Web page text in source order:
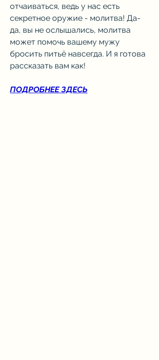
отчаиваться, ведь у нас есть
секретное оружие - молитва! Да-
да, вы не ослышались, молитва
может помочь вашему мужу
бросить питьё навсегда. И я готова
рассказать вам как!
ПОДРОБНЕЕ ЗДЕСЬ